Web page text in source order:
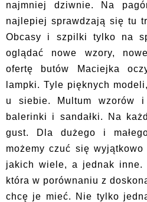
najmniej dziwnie. Na
najlepiej sprawdzają się tu
Obcasy i szpilki tylko na
oglądać nowe wzory,
ofertę butów Maciejka
lampki. Tyle pięknych
u siebie. Multum wzorów
balerinki i sandałki. Na
gust. Dla dużego i
możemy czuć się
jakich wiele, a jednak inne.
która w porównaniu z
chcę je mieć. Nie tylko